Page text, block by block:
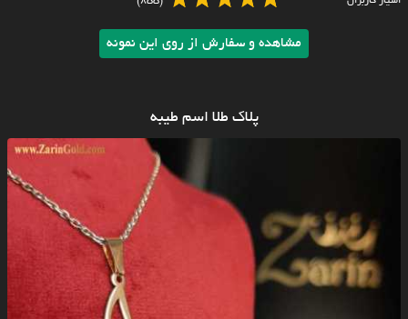
مشاهده و سفارش از روی این نمونه
پلاک طلا اسم طیبه